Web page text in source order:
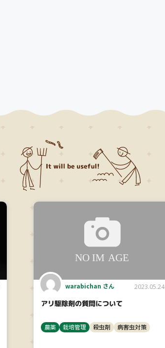
warabichan さん 2023.05.24
アリ駆除剤の質問について
農薬 栽培管理 殺虫剤 病害虫対策